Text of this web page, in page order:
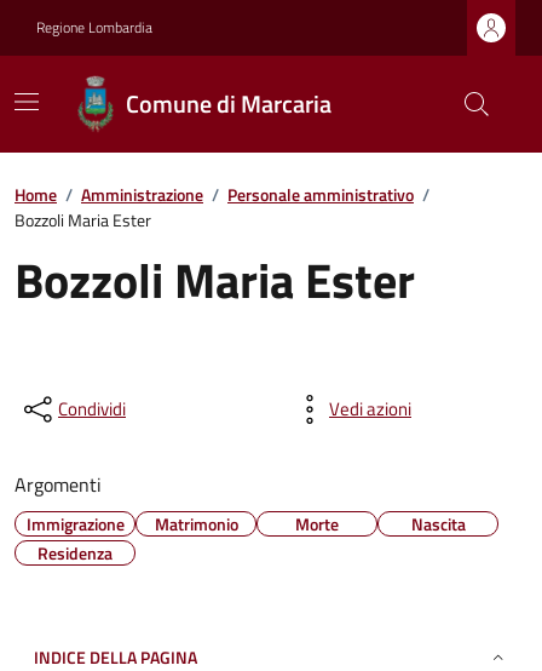
Regione Lombardia
Comune di Marcaria
Home / Amministrazione / Personale amministrativo /
Bozzoli Maria Ester
Bozzoli Maria Ester
Condividi Vedi azioni
Argomenti
Immigrazione Matrimonio Morte
Nascita
Residenza
INDICE DELLA PAGINA